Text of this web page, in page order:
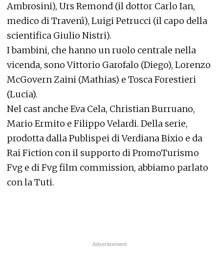
Ambrosini), Urs Remond (il dottor Carlo Ian,
medico di Travenì), Luigi Petrucci (il capo della
scientifica Giulio Nistri).
I bambini, che hanno un ruolo centrale nella
vicenda, sono Vittorio Garofalo (Diego), Lorenzo
McGovern Zaini (Mathias) e Tosca Forestieri
(Lucia).
Nel cast anche Eva Cela, Christian Burruano,
Mario Ermito e Filippo Velardi. Della serie,
prodotta dalla Publispei di Verdiana Bixio e da
Rai Fiction con il supporto di PromoTurismo
Fvg e di Fvg film commission, abbiamo parlato
con la Tuti.